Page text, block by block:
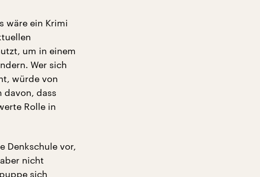
wäre ein Krimi
um in einem
Wer sich
würde von
davon, dass
Rolle in
Denkschule vor,
nicht
sich